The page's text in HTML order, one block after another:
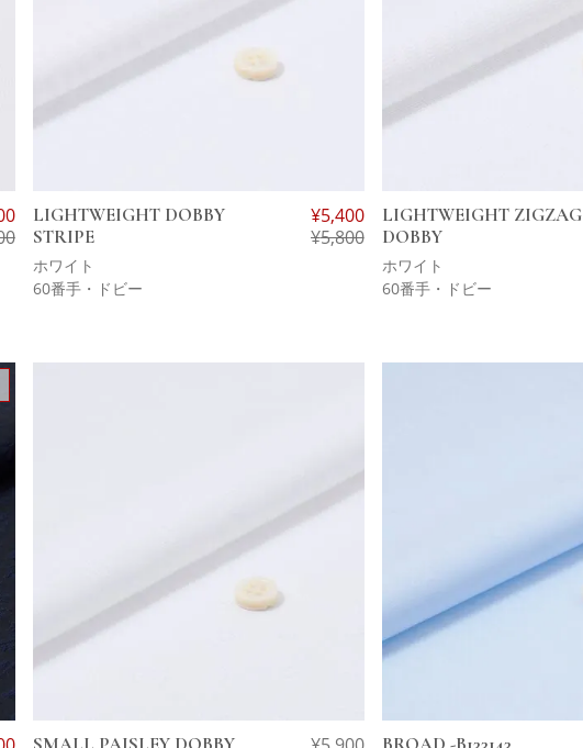
LIGHTWEIGHT DOBBY
STRIPE
ホワイト
¥5,400
¥5,800
60番手・ドビー
LIGHTWEIGHT ZIGZAG
DOBBY
ホワイト
60番手・ドビー